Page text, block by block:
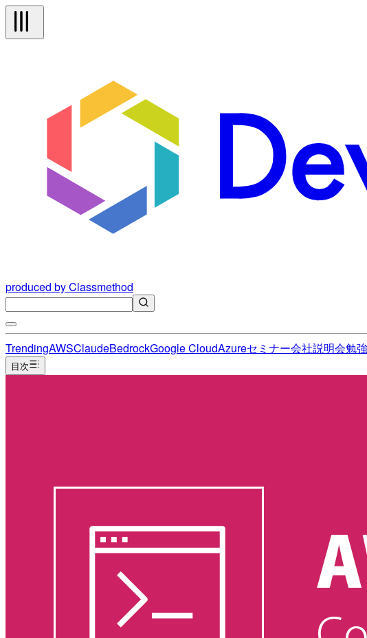
produced by Classmethod
TrendingAWSClaudeBedrockGoogle CloudAzureセミナー会社説明会勉
目次